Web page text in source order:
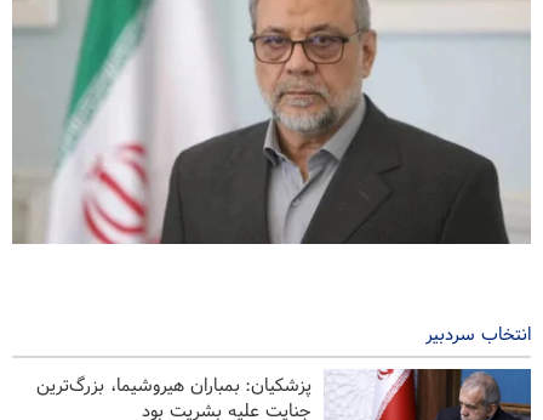
سخنگوی سپاه: بازگشایی تنگه هرمز منوط به پذیرش شروط ایران است
تفسیر | افشا‌گری درباره بهانه واهی ترامپ برای حمله به ایران
انتخاب سردبیر
پزشکیان: بمباران هیروشیما، بزرگ‌ترین
جنایت علیه بشریت بود